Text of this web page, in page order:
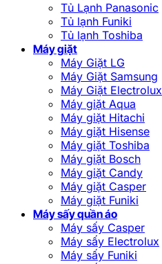
Tủ Lạnh Panasonic
Tủ lạnh Funiki
Tủ lạnh Toshiba
Máy giặt
Máy Giặt LG
Máy Giặt Samsung
Máy Giặt Electrolux
Máy giặt Aqua
Máy giặt Hitachi
Máy giặt Hisense
Máy giặt Toshiba
Máy giặt Bosch
Máy giặt Candy
Máy giặt Casper
Máy giặt Funiki
Máy sấy quần áo
Máy sấy Casper
Máy sấy Electrolux
Máy sấy Funiki